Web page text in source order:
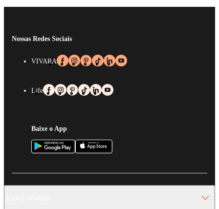
Nossas Redes Sociais
VIVARA
Life
Baixe o App